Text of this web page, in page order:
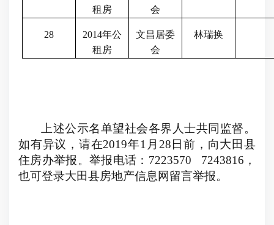
租房
会
28 2014年公
租房
文昌居委
会
林瑞换
上述公示名单望社会各界人士共同监督。
如有异议，请在2019年1 月 28 日前，向大田县
住房办举报。举报电话： 7223570 7243816 ，
也可登录大田县房地产信息网留言举报。